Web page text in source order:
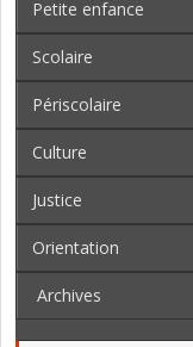
Petite enfance
Scolaire
Périscolaire
Culture
Justice
Orientation
Archives